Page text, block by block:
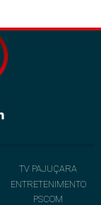
TV PAJUÇARA
ENTRETENIMENTO
PSCOM